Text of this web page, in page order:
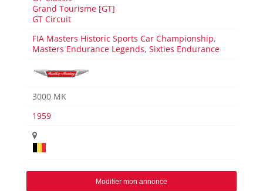
Grand Tourisme [GT]
GT Circuit
FIA Masters Historic Sports Car Championship,
Masters Endurance Legends,Sixties Endurance
3000 MK
1959
Modifier mon annonce